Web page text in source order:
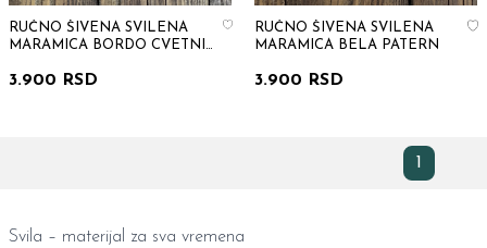
RUČNO ŠIVENA SVILENA
MARAMICA BORDO CVETNI
3.900 RSD
RUČNO ŠIVENA SVILENA
MARAMICA BELA PATERN
3.900 RSD
1
Svila – materijal za sva vremena